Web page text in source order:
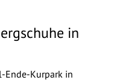
in
Ende-Kurpark in